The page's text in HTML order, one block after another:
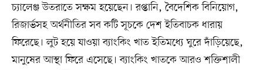
চ্যালেঞ্জ উতরাতে সক্ষম হয়েছেন। রপ্তানি, বৈদেশিক বিনিয়োগ,
রিজার্ভসহ অর্থনীতির সব কটি সূচকে দেশ ইতিবাচক ধারায়
ফিরেছে। লুট হয়ে যাওয়া ব্যাংকিং খাত ইতিমধ্যে ঘুরে দাঁড়িয়েছে,
মানুষের আস্থা ফিরে এসেছে। ব্যাংকিং খাতকে আরও শক্তিশালী